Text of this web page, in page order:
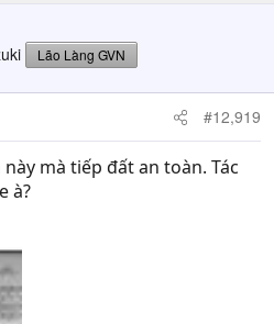
Lão Làng GVN
#12,919
mà tiếp đất an toàn. Tác
à?